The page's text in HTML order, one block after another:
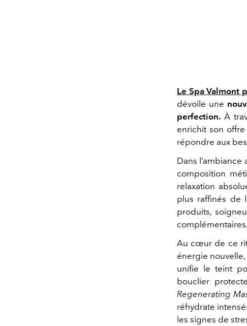
Le Spa Valmont
dévoile une
perfection. À
enrichit son
répondre aux
Dans l’ambiance
composition
relaxation
plus raffinés de
produits,
Au cœur de ce
énergie
unifie le teint
bouclier
Regenerating
réhydrate
les signes de